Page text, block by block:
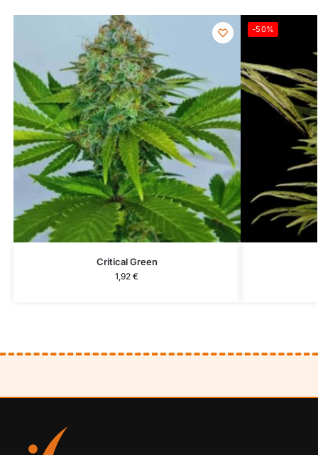
Critical Green
1,92€
-50%